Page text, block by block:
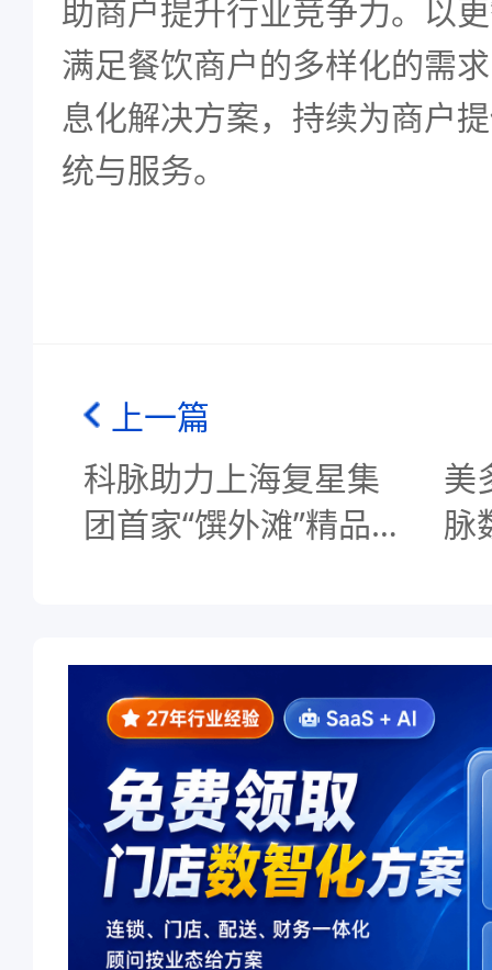
助商户提升行业竞争力。以
满足餐饮商户的多样化的需
息化解决方案，持续为商户
统与服务。
上一篇
科脉助力上海复星集
团首家“馔外滩”精品
美
脉